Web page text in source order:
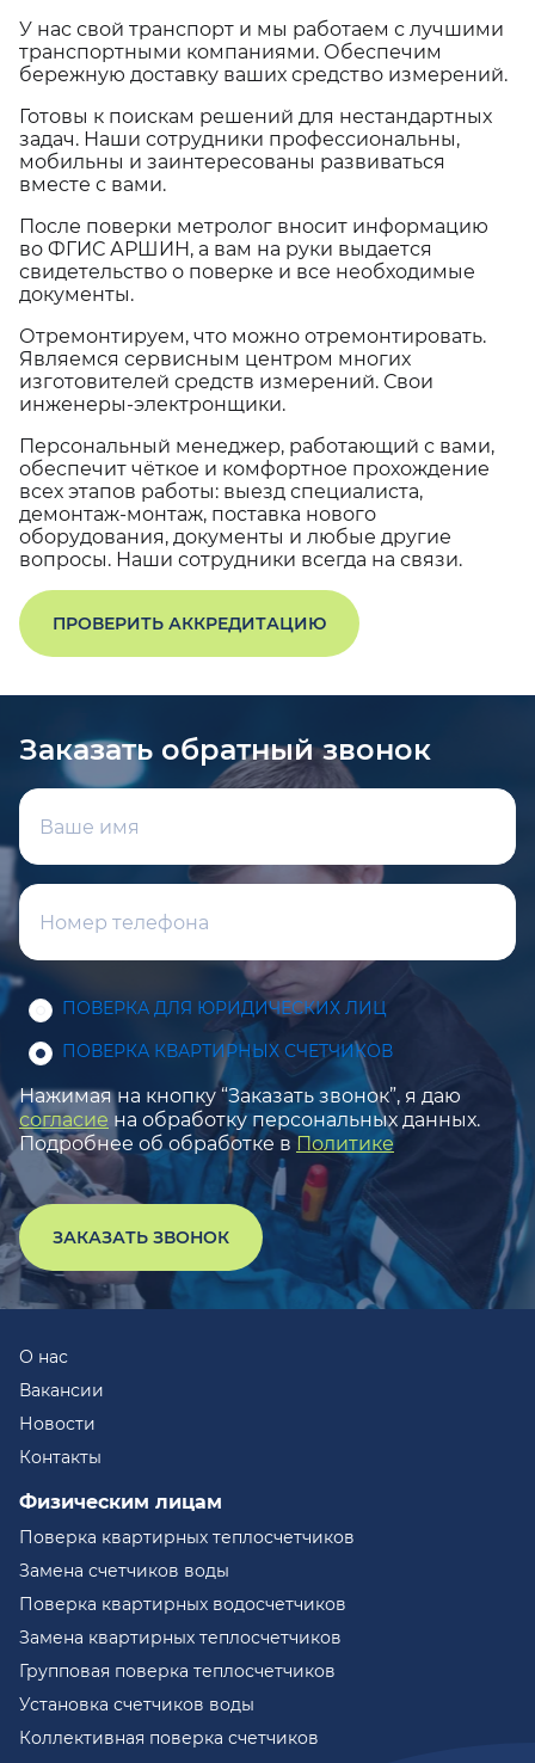
У нас свой транспорт и мы работаем с лучшими
транспортными компаниями. Обеспечим
бережную доставку ваших средство измерений.
Готовы к поискам решений для нестандартных
задач. Наши сотрудники профессиональны,
мобильны и заинтересованы развиваться
вместе с вами.
После поверки метролог вносит информацию
во ФГИС АРШИН, а вам на руки выдается
свидетельство о поверке и все необходимые
документы.
Отремонтируем, что можно отремонтировать.
Являемся сервисным центром многих
изготовителей средств измерений. Свои
инженеры-электронщики.
Персональный менеджер, работающий с вами,
обеспечит чёткое и комфортное прохождение
всех этапов работы: выезд специалиста,
демонтаж-монтаж, поставка нового
оборудования, документы и любые другие
вопросы. Наши сотрудники всегда на связи.
ПРОВЕРИТЬ АККРЕДИТАЦИЮ
Заказать обратный звонок
ПОВЕРКА ДЛЯ ЮРИДИЧЕСКИХ ЛИЦ
ПОВЕРКА КВАРТИРНЫХ СЧЕТЧИКОВ
Нажимая на кнопку “Заказать звонок”, я даю
согласие на обработку персональных данных.
Подробнее об обработке в Политике
ЗАКАЗАТЬ ЗВОНОК
О нас
Вакансии
Новости
Контакты
Физическим лицам
Поверка квартирных теплосчетчиков
Замена счетчиков воды
Поверка квартирных водосчетчиков
Замена квартирных теплосчетчиков
Групповая поверка теплосчетчиков
Установка счетчиков воды
Коллективная поверка счетчиков